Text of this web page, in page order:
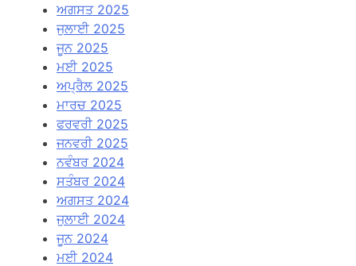
ਅਗਸਤ 2025
ਜੁਲਾਈ 2025
ਜੂਨ 2025
ਮਈ 2025
ਅਪ੍ਰੈਲ 2025
ਮਾਰਚ 2025
ਫਰਵਰੀ 2025
ਜਨਵਰੀ 2025
ਨਵੰਬਰ 2024
ਸਤੰਬਰ 2024
ਅਗਸਤ 2024
ਜੁਲਾਈ 2024
ਜੂਨ 2024
ਮਈ 2024